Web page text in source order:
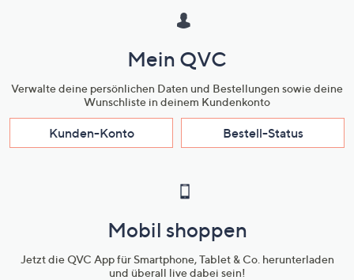
Mein QVC
Verwalte deine persönlichen Daten und Bestellungen sowie deine
Wunschliste in deinem Kundenkonto
Kunden-Konto Bestell-Status
Mobil shoppen
Jetzt die QVC App für Smartphone, Tablet & Co. herunterladen
und überall live dabei sein!